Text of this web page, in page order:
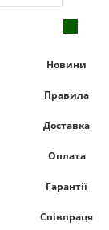
Новини
Правила
Доставка
Оплата
Гарантії
Співпраця